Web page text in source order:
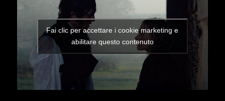
Fai clic per accettare i cookie marketing e
abilitare questo contenuto